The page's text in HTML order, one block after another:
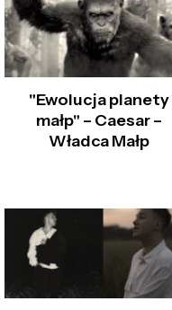
"Ewolucja planety
małp" – Caesar –
Władca Małp